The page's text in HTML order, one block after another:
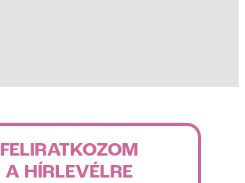
FELIRATKOZOM
A HÍRLEVÉLRE